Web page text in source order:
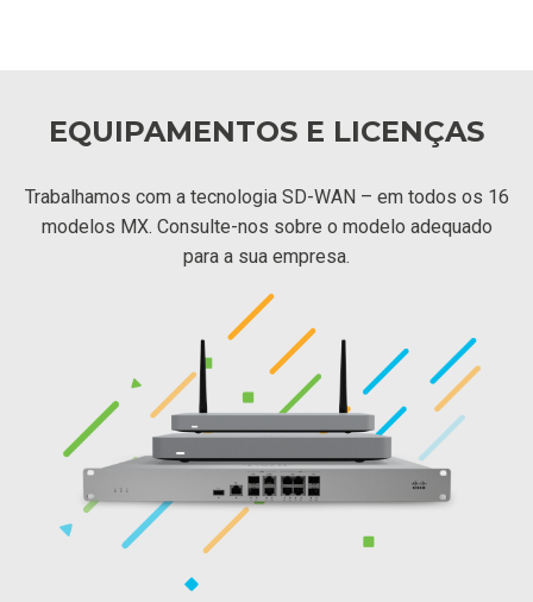
EQUIPAMENTOS E LICENÇAS
Trabalhamos com a tecnologia SD-WAN – em todos os 16
modelos MX. Consulte-nos sobre o modelo adequado
para a sua empresa.